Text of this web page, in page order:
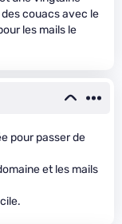
couacs avec le
les mails le
pour passer de
et les mails